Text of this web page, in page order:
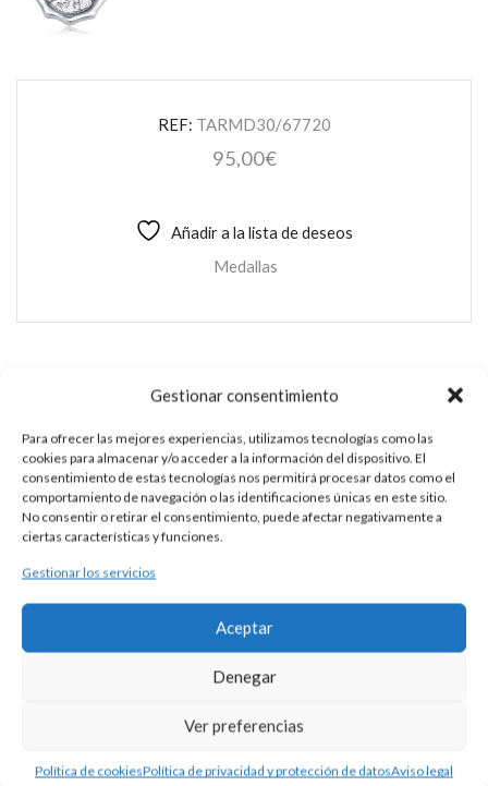
Gestionar consentimiento
Para ofrecer las mejores experiencias, utilizamos tecnologías como las
cookies para almacenar y/o acceder a la información del dispositivo. El
consentimiento de estas tecnologías nos permitirá procesar datos como el
comportamiento de navegación o las identificaciones únicas en este sitio.
No consentir o retirar el consentimiento, puede afectar negativamente a
ciertas características y funciones.
Gestionar los servicios
Aceptar
Denegar
Ver preferencias
Política de cookiesPolítica de privacidad y protección de datosAviso legal
REF: TARMD30/67720
95,00€
Añadir a la lista de deseos
Medallas
ESCAPULARIO PLATA
Esta es un pieza única al ser realizada de manera artesanal en
nuestros talleres de Madrid, España. Es por ello por lo que sus
características y precio pueden variar de un pieza a otra. Para
cualquier consulta contacte con nosotros.
Medalla escapulario de plata 925 modelo estrella con
representación de la Virgen del Carmen y el Sagrado Corazón
del grabado no incluído.